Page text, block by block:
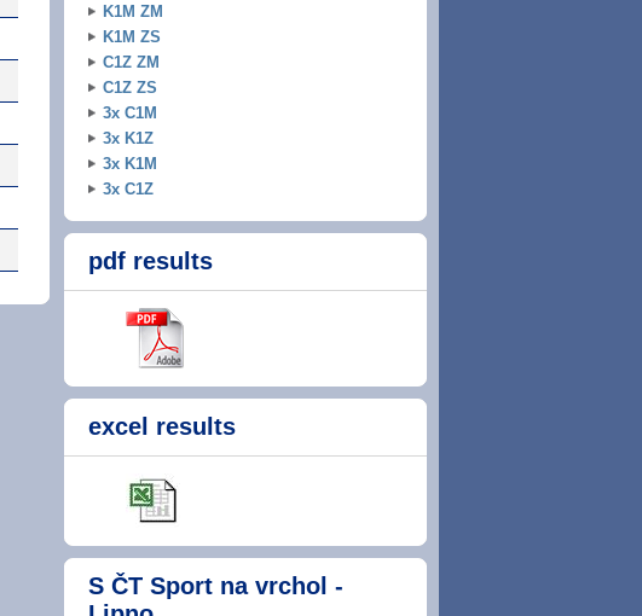
K1M ZM
K1M ZS
C1Z ZM
C1Z ZS
3x C1M
3x K1Z
3x K1M
3x C1Z
pdf results
excel results
S ČT Sport na vrchol -